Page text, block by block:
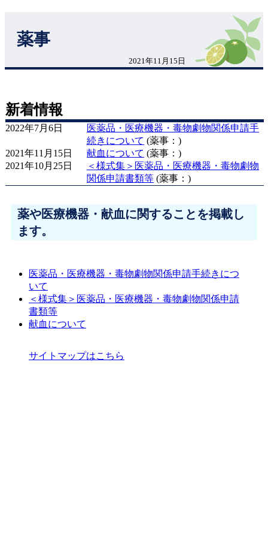
薬事
2021年11月15日
新着情報
2022年7月6日
医薬品・医療機器・毒物劇物関係申請手
続きについて (薬事：)
2021年11月15日
献血について (薬事：)
2021年10月25日
＜様式集＞医薬品・医療機器・毒物劇物
関係申請書類等 (薬事：)
薬や医療機器・献血に関することを掲載し
ます。
医薬品・医療機器・毒物劇物関係申請手続きにつ
いて
＜様式集＞医薬品・医療機器・毒物劇物関係申請
書類等
献血について
サイトマップはこちら